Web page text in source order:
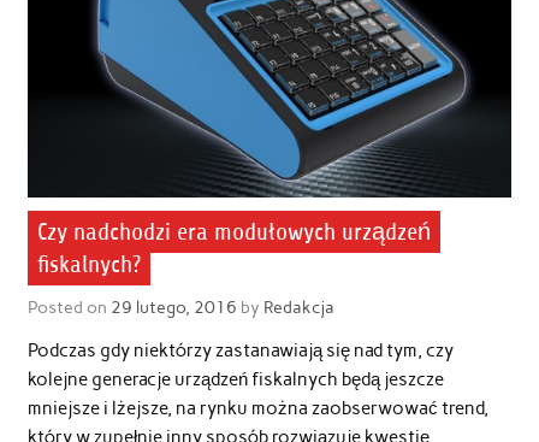
Czy nadchodzi era modułowych urządzeń
fiskalnych?
Posted on 29 lutego, 2016 by Redakcja
Podczas gdy niektórzy zastanawiają się nad tym, czy
kolejne generacje urządzeń fiskalnych będą jeszcze
mniejsze i lżejsze, na rynku można zaobserwować trend,
który w zupełnie inny sposób rozwiązuje kwestię